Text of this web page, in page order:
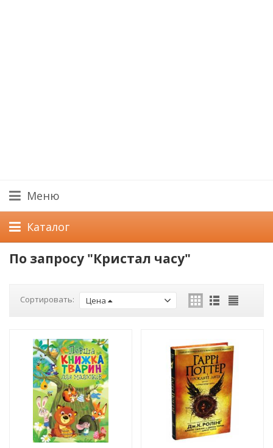
Меню
Каталог
По запросу "Кристал часу"
Сортировать: Цена